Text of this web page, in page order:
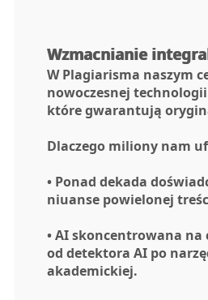
Wzmacnianie
W Plagiarisma naszym
nowoczesnej
które gwarantują
Dlaczego miliony nam
• Ponad dekada
niuanse powielonej
• AI skoncentrowana na
od detektora AI po
akademickiej.